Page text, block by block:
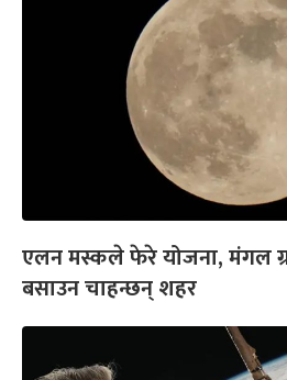
एलन मस्कले फेरे योजना, मंगल
बसाउन चाहन्छन् शहर